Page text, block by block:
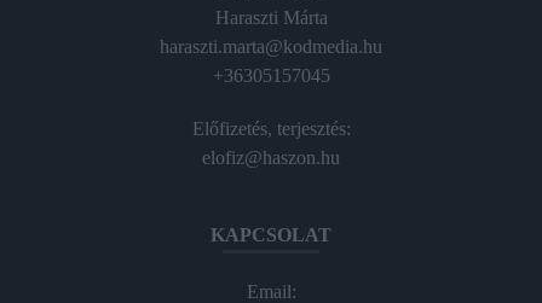
Haraszti Márta
haraszti.marta@kodmedia.hu
+36305157045
Előfizetés, terjesztés:
elofiz@haszon.hu
KAPCSOLAT
Email: